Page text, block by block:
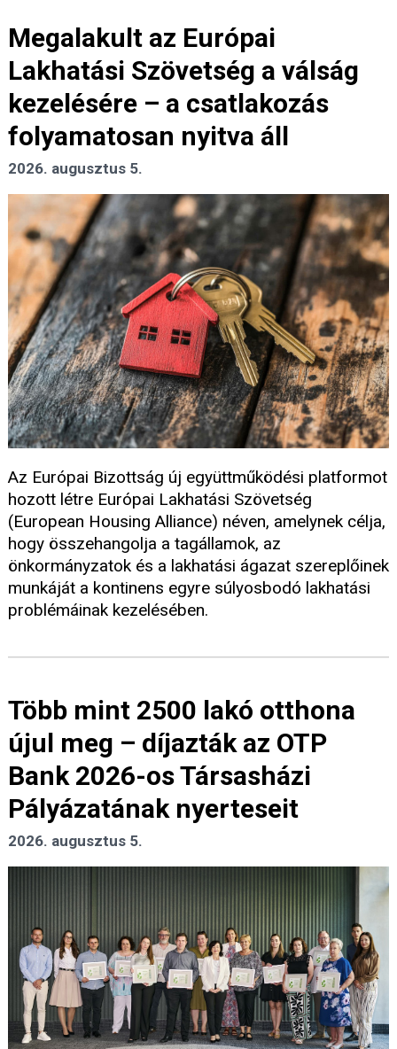
Megalakult az Európai
Lakhatási Szövetség a válság
kezelésére – a csatlakozás
folyamatosan nyitva áll
2026. augusztus 5.
Az Európai Bizottság új együttműködési platformot
hozott létre Európai Lakhatási Szövetség
(European Housing Alliance) néven, amelynek célja,
hogy összehangolja a tagállamok, az
önkormányzatok és a lakhatási ágazat szereplőinek
munkáját a kontinens egyre súlyosbodó lakhatási
problémáinak kezelésében.
Több mint 2500 lakó otthona
újul meg – díjazták az OTP
Bank 2026-os Társasházi
Pályázatának nyerteseit
2026. augusztus 5.